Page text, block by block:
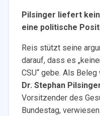
Pilsinger liefert
eine politische
Reis stützt seine
darauf, dass es
CSU“ gebe. Als
Dr. Stephan
Vorsitzender des
Bundestag,